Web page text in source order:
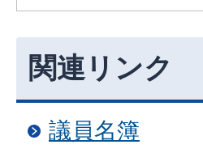
関連リンク
議員名簿